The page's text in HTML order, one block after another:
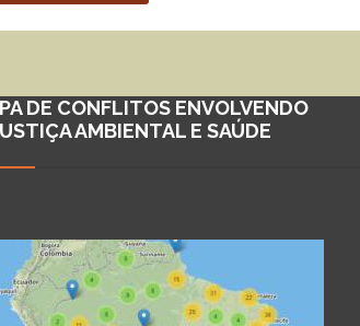
DE CONFLITOS ENVOLVENDO
AMBIENTAL E SAÚDE